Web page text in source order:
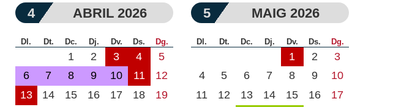
4 ABRIL 2026
Dl. Dt. Dc. Dj. Dv. Ds. Dg.
1 2 3 4
5
6
7 8 9 10 11
12
13
14 15 16 17 18
19
5 MAIG 2026
Dl. Dt. Dc. Dj. Dv. Ds. Dg.
1 2
3
4
5 6 7 8 9
10
11
12 13 14 15 16
17